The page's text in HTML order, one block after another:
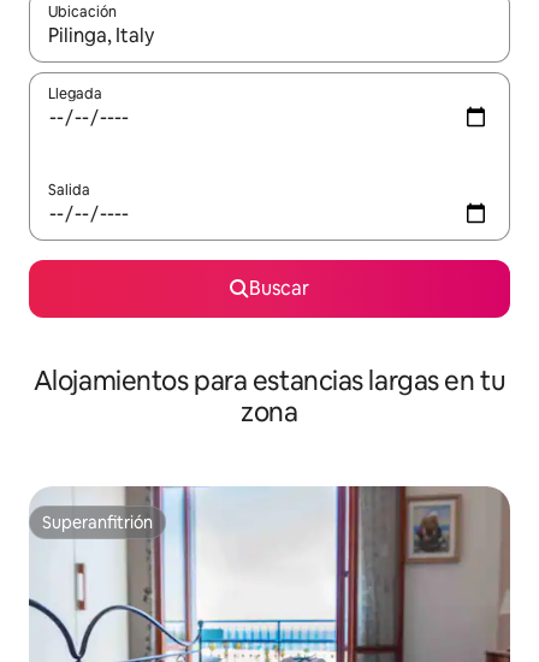
Ubicación
Cuando los resultados estén disponibles, podrás navegar
Llegada
Salida
Buscar
Alojamientos para estancias largas en tu
zona
Superanfitrión
Superanfitrión